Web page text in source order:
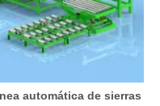
automática de sierras